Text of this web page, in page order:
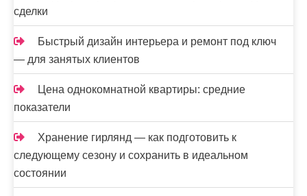
сделки
Быстрый дизайн интерьера и ремонт под ключ
— для занятых клиентов
Цена однокомнатной квартиры: средние
показатели
Хранение гирлянд — как подготовить к
следующему сезону и сохранить в идеальном
состоянии